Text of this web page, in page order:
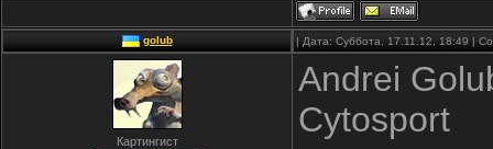
golub | Дата: Суббота, 17.11.12, 18:49 |
Картингист
Andrei
Cytosport